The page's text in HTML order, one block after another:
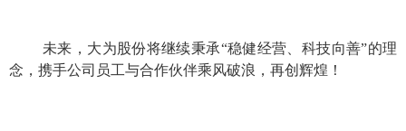
未来，大为股份将继续秉承“稳健经营、科技向善”的理
念，携手公司员工与合作伙伴乘风破浪，再创辉煌！